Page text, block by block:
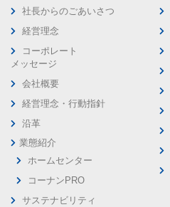
社長からのごあいさつ
経営理念
コーポレート
メッセージ
会社概要
経営理念・行動指針
沿革
業態紹介
ホームセンター
コーナンPRO
サステナビリティ